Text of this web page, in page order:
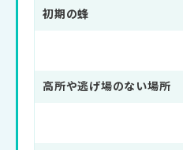
初期の蜂
高所や逃げ場のない場所